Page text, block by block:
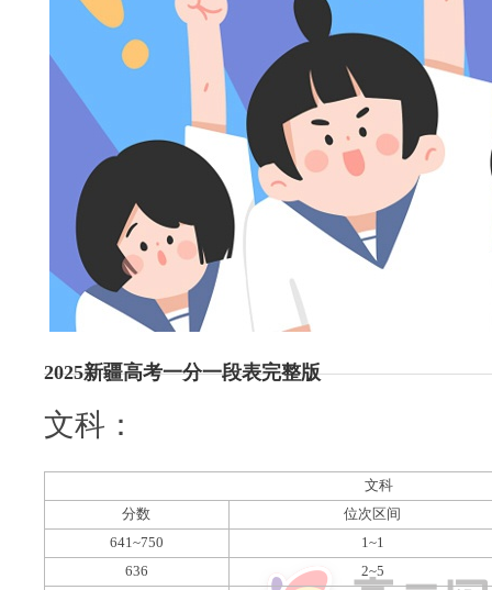
2025新疆高考一分一段表完整版
文科：
文科
分数
位次区间
641~750
1~1
636
2~5